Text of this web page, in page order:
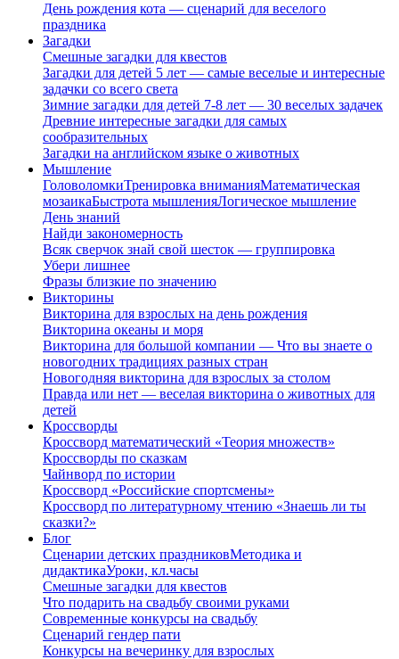
День рождения кота — сценарий для веселого
праздника
Загадки
Смешные загадки для квестов
Загадки для детей 5 лет — самые веселые и интересные
задачки со всего света
Зимние загадки для детей 7-8 лет — 30 веселых задачек
Древние интересные загадки для самых
сообразительных
Загадки на английском языке о животных
Мышление
ГоловоломкиТренировка вниманияМатематическая
мозаикаБыстрота мышленияЛогическое мышление
День знаний
Найди закономерность
Всяк сверчок знай свой шесток — группировка
Убери лишнее
Фразы близкие по значению
Викторины
Викторина для взрослых на день рождения
Викторина океаны и моря
Викторина для большой компании — Что вы знаете о
новогодних традициях разных стран
Новогодняя викторина для взрослых за столом
Правда или нет — веселая викторина о животных для
детей
Кроссворды
Кроссворд математический «Теория множеств»
Кроссворды по сказкам
Чайнворд по истории
Кроссворд «Российские спортсмены»
Кроссворд по литературному чтению «Знаешь ли ты
сказки?»
Блог
Сценарии детских праздниковМетодика и
дидактикаУроки, кл.часы
Смешные загадки для квестов
Что подарить на свадьбу своими руками
Современные конкурсы на свадьбу
Сценарий гендер пати
Конкурсы на вечеринку для взрослых